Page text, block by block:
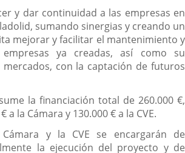
y dar continuidad a las empresas en
sumando sinergias y creando un
mejorar y facilitar el mantenimiento y
ya creadas, así como su
con la captación de futuros
la financiación total de 260.000 €,
a la Cámara y 130.000 € a la CVE.
y la CVE se encargarán de
la ejecución del proyecto y de